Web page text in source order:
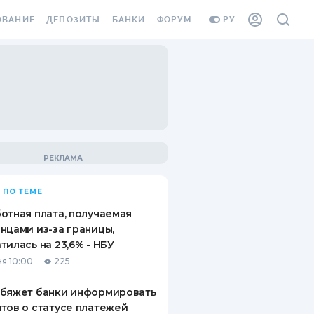
РУ
ВИНЬЕТКА
СОТРУДНИКОВ
ОТ
СЛУЧАЕВ
ДЕПОЗИТЫ
ВОПРОСЫ И ОТВЕТЫ
ПУТЕВОДИТЕЛИ ПО
СБЕРЕЖЕНИЯМ
БАНКИ ФОРУМ
ПО ТЕМЕ
плата, получаемая
из-за границы,
на 23,6% - НБУ
10:00 225
банки информировать
о статусе платежей